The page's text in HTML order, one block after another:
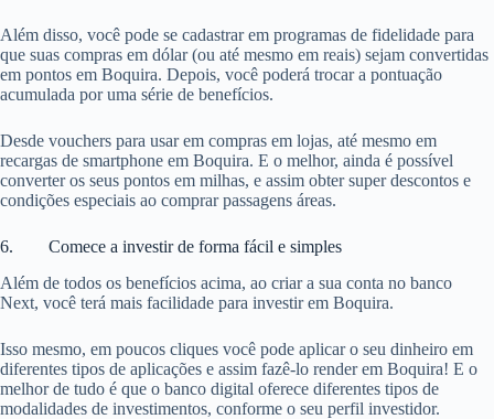
Além disso, você pode se cadastrar em programas de fidelidade para
que suas compras em dólar (ou até mesmo em reais) sejam convertidas
em pontos em Boquira. Depois, você poderá trocar a pontuação
acumulada por uma série de benefícios.
Desde vouchers para usar em compras em lojas, até mesmo em
recargas de smartphone em Boquira. E o melhor, ainda é possível
converter os seus pontos em milhas, e assim obter super descontos e
condições especiais ao comprar passagens áreas.
6. Comece a investir de forma fácil e simples
Além de todos os benefícios acima, ao criar a sua conta no banco
Next, você terá mais facilidade para investir em Boquira.
Isso mesmo, em poucos cliques você pode aplicar o seu dinheiro em
diferentes tipos de aplicações e assim fazê-lo render em Boquira! E o
melhor de tudo é que o banco digital oferece diferentes tipos de
modalidades de investimentos, conforme o seu perfil investidor.